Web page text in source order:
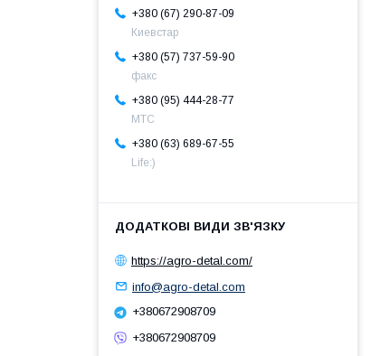
+380 (67) 290-87-09
Киевстар
+380 (57) 737-59-90
факс
+380 (95) 444-28-77
МТС
+380 (63) 689-67-55
Life:)
https://agro-detal.com/
info@agro-detal.com
+380672908709
+380672908709